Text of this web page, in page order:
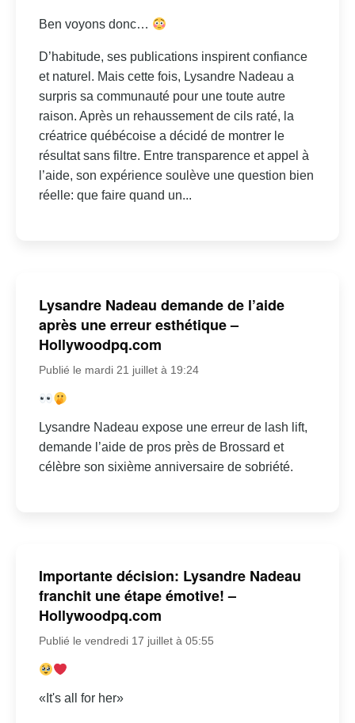
Ben voyons donc…
D’habitude, ses publications inspirent confiance
et naturel. Mais cette fois, Lysandre Nadeau a
surpris sa communauté pour une toute autre
raison. Après un rehaussement de cils raté, la
créatrice québécoise a décidé de montrer le
résultat sans filtre. Entre transparence et appel à
l’aide, son expérience soulève une question bien
réelle: que faire quand un...
Lysandre Nadeau demande de l’aide
après une erreur esthétique –
Hollywoodpq.com
Publié le mardi 21 juillet à 19:24
Lysandre Nadeau expose une erreur de lash lift,
demande l’aide de pros près de Brossard et
célèbre son sixième anniversaire de sobriété.
Importante décision: Lysandre Nadeau
franchit une étape émotive! –
Hollywoodpq.com
Publié le vendredi 17 juillet à 05:55
«It's all for her»